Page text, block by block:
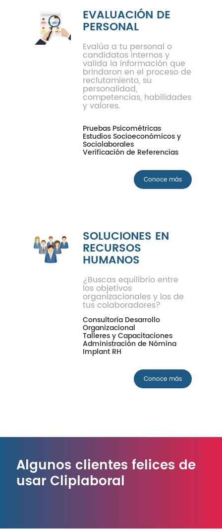
EVALUACIÓN DE
PERSONAL
Evalúa a tu personal o
candidatos internos y
valida la información que
brindaron en el proceso de
reclutamiento, su
personalidad,
competencias, habilidades
y valores.
Pruebas Psicométricas
Estudios Socioeconómicos y
Sociolaborales
Verificación de Referencias
Conoce más
SOLUCIONES EN
RECURSOS
HUMANOS
¿Buscas equilibrio entre
los objetivos
organizacionales y los de
tus colaboradores?
Consultoría Desarrollo
Organizacional
Talleres y Capacitaciones
Administración de Nómina
Implant RH
Conoce más
Algunos clientes felices de
usar Cliplaboral